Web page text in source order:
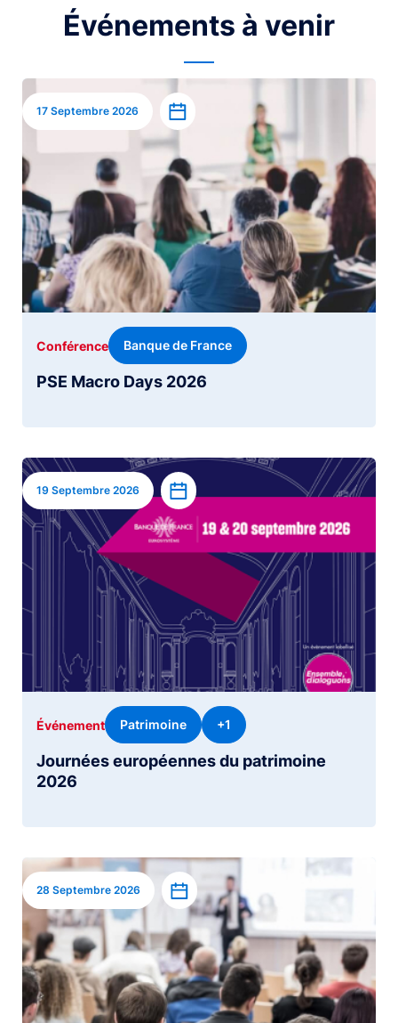
Événements à venir
Image
17 Septembre 2026 Ajouter à l’agenda
PSE Macro Days 2026
Conférence Banque de France
Image
19 Septembre 2026 Ajouter à l’agenda
Journées européennes du patrimoine
2026
Événement Patrimoine +1
Image
28 Septembre 2026 Ajouter à l’agenda